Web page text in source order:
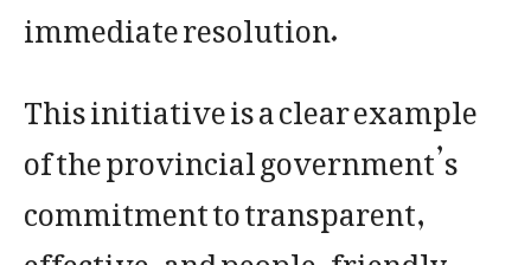
immediate resolution.
This initiative is a clear example
of the provincial government’s
commitment to transparent,